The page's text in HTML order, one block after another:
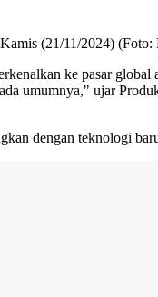
(21/11/2024)
ke pasar
umumnya," ujar
dengan teknologi